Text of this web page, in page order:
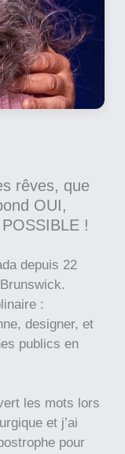
rêves, que
OUI,
!
depuis 22
:
designer, et
publics en
les mots lors
et j’ai
pour